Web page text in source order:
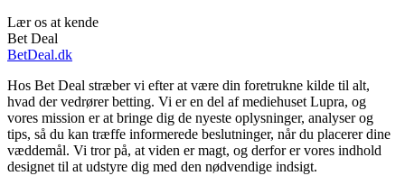
Lær os at kende
Bet Deal
BetDeal.dk
Hos Bet Deal stræber vi efter at være din foretrukne kilde til alt,
hvad der vedrører betting. Vi er en del af mediehuset Lupra, og
vores mission er at bringe dig de nyeste oplysninger, analyser og
tips, så du kan træffe informerede beslutninger, når du placerer dine
væddemål. Vi tror på, at viden er magt, og derfor er vores indhold
designet til at udstyre dig med den nødvendige indsigt.